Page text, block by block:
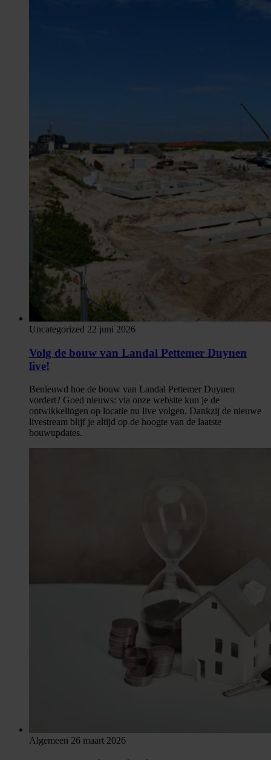
Uncategorized 22 juni 2026
Volg de bouw van Landal Pettemer Duynen
live!
Benieuwd hoe de bouw van Landal Pettemer Duynen
vordert? Goed nieuws: via onze website kun je de
ontwikkelingen op locatie nu live volgen. Dankzij de nieuwe
livestream blijf je altijd op de hoogte van de laatste
bouwupdates.
Algemeen 26 maart 2026